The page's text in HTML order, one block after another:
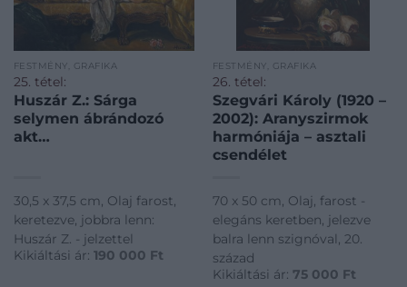
FESTMÉNY, GRAFIKA
25. tétel:
Huszár Z.: Sárga
selymen ábrándozó
akt…
30,5 x 37,5 cm, Olaj farost,
keretezve, jobbra lenn:
Huszár Z. - jelzettel
Kikiáltási ár: 190 000 Ft
FESTMÉNY, GRAFIKA
26. tétel:
Szegvári Károly (1920 –
2002): Aranyszirmok
harmóniája – asztali
csendélet
70 x 50 cm, Olaj, farost -
elegáns keretben, jelezve
balra lenn szignóval, 20.
század
Kikiáltási ár: 75 000 Ft